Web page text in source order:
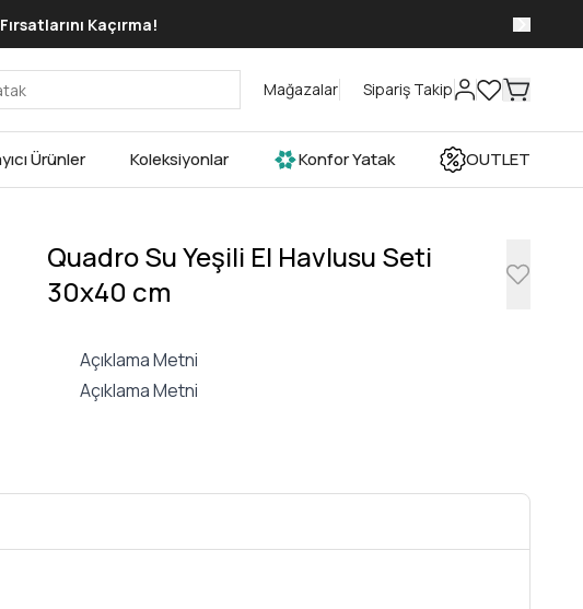
Kaçırma!
Mağazalar Sipariş Takip
Ürünler Koleksiyonlar Konfor Yatak OUTLET
Quadro Su Yeşili El Havlusu Seti
30x40 cm
Açıklama Metni
Açıklama Metni